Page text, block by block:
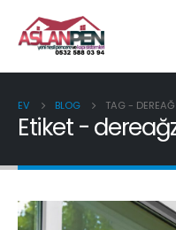
EV BLOG TAG -
Etiket -